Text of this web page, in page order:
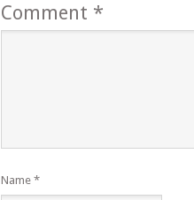
Comment *
Name *